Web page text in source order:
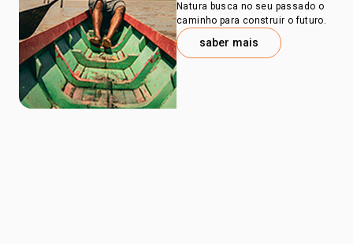
Natura busca no seu passado o
caminho para construir o futuro.
saber mais